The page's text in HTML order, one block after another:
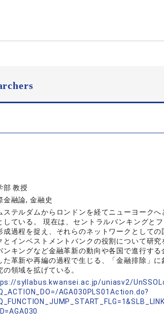
部 教授
金融論, 金融史
ステルダムからロンドンを経てニューヨーク
している。 現在は、セントラルバンキングと
成過程を捉え、それらのネットワークとして
とインベストメントバンクの役割について研
ンキングなど金融革新の動向や各国で進行す
た革新や再編の過程で生じる、「金融排除」
の領域を拡げている。
syllabus.kwansei.ac.jp/uniasv2/
AGA030PLS01Action.do?